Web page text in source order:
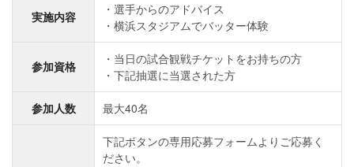
実施内容
選手からのアドバイス
横浜スタジアムでバッター体験
参加資格
当日の試合観戦チケットをお持ちの方
下記抽選に当選された方
参加人数 最大40名
下記ボタンの専用応募フォームよりご応募く
ださい。